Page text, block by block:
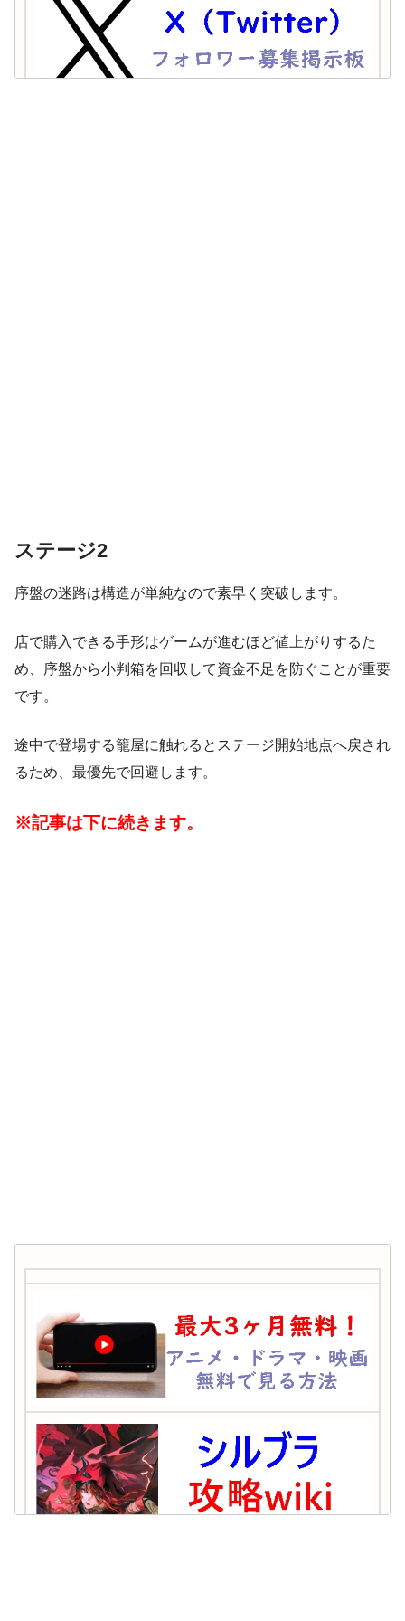
ステージ2
序盤の迷路は構造が単純なので素早く突破します。
店で購入できる手形はゲームが進むほど値上がりするた
め、序盤から小判箱を回収して資金不足を防ぐことが重要
です。
途中で登場する籠屋に触れるとステージ開始地点へ戻され
るため、最優先で回避します。
※記事は下に続きます。